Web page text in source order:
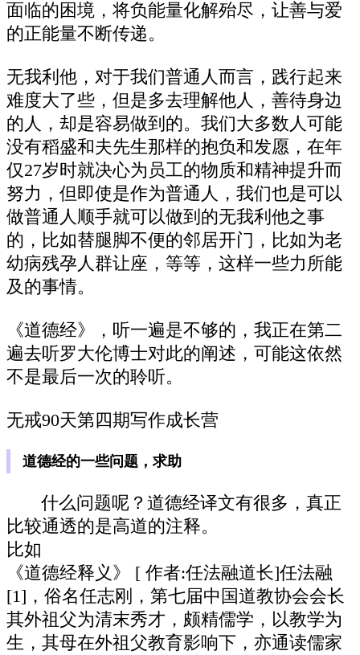
面临的困境，将负能量化解殆尽，让善与爱
的正能量不断传递。
无我利他，对于我们普通人而言，践行起来
难度大了些，但是多去理解他人，善待身边
的人，却是容易做到的。我们大多数人可能
没有稻盛和夫先生那样的抱负和发愿，在年
仅27岁时就决心为员工的物质和精神提升而
努力，但即使是作为普通人，我们也是可以
做普通人顺手就可以做到的无我利他之事
的，比如替腿脚不便的邻居开门，比如为老
幼病残孕人群让座，等等，这样一些力所能
及的事情。
《道德经》，听一遍是不够的，我正在第二
遍去听罗大伦博士对此的阐述，可能这依然
不是最后一次的聆听。
无戒90天第四期写作成长营
道德经的一些问题，求助
什么问题呢？道德经译文有很多，真正
比较通透的是高道的注释。
比如
《道德经释义》 [ 作者:任法融道长]任法融
[1]，俗名任志刚，第七届中国道教协会会长
其外祖父为清末秀才，颇精儒学，以教学为
生，其母在外祖父教育影响下，亦通读儒家